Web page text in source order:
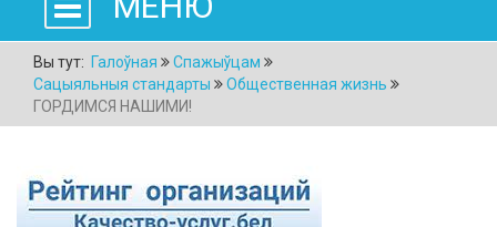
Вы тут: Галоўная
Спажыўцам
Сацыяльныя стандарты
Общественная жизнь
ГОРДИМСЯ НАШИМИ!